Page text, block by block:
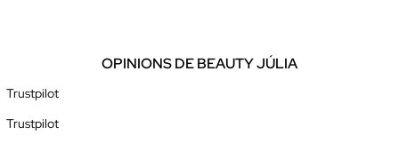
OPINIONS DE BEAUTY JÚLIA
Trustpilot
Trustpilot